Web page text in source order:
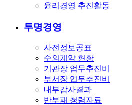
윤리경영 추진활동
투명경영
사전정보공표
수의계약 현황
기관장 업무추진비
부서장 업무추진비
내부감사결과
반부패 청렴자료